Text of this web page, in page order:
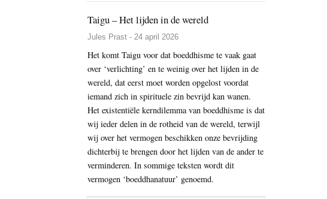
Taigu – Het lijden in de wereld
Jules Prast - 24 april 2026
Het komt Taigu voor dat boeddhisme te vaak gaat
over ‘verlichting’ en te weinig over het lijden in de
wereld, dat eerst moet worden opgelost voordat
iemand zich in spirituele zin bevrijd kan wanen.
Het existentiële kerndilemma van boeddhisme is dat
wij ieder delen in de rotheid van de wereld, terwijl
wij over het vermogen beschikken onze bevrijding
dichterbij te brengen door het lijden van de ander te
verminderen. In sommige teksten wordt dit
vermogen ‘boeddhanatuur’ genoemd.